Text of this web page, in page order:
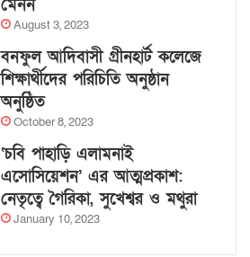
মেনন
August 3, 2023
বনফুল আদিবাসী গ্রীনহার্ট কলেজে
শিক্ষার্থীদের পরিচিতি অনুষ্ঠান
অনুষ্ঠিত
October 8, 2023
‘চবি পাহাড়ি এলামনাই
এসোসিয়েশন’ এর আত্মপ্রকাশ:
নেতৃত্বে গৈরিকা, সুখেশ্বর ও মথুরা
January 10, 2023